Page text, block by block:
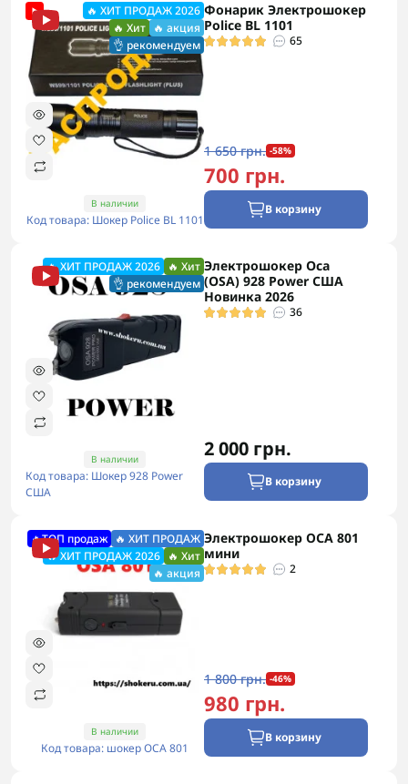
🔥 ХИТ ПРОДАЖ 2026
🔥 Хит 🔥 акция
👌 рекомендуем
В наличии
Код товара: Шокер Police BL 1101
Фонарик Электрошокер
Police BL 1101
65
1 650 грн. -58%
700 грн.
В корзину
🔥 ХИТ ПРОДАЖ 2026 🔥 Хит
👌 рекомендуем
В наличии
Код товара: Шокер 928 Power
США
Электрошокер Oca
(OSA) 928 Power США
Новинка 2026
36
2 000 грн.
В корзину
🔥ТОП продаж 🔥 ХИТ ПРОДАЖ
🔥 ХИТ ПРОДАЖ 2026 🔥 Хит
🔥 акция
В наличии
Код товара: шокер ОСА 801
Электрошокер ОСА 801
мини
2
1 800 грн. -46%
980 грн.
В корзину